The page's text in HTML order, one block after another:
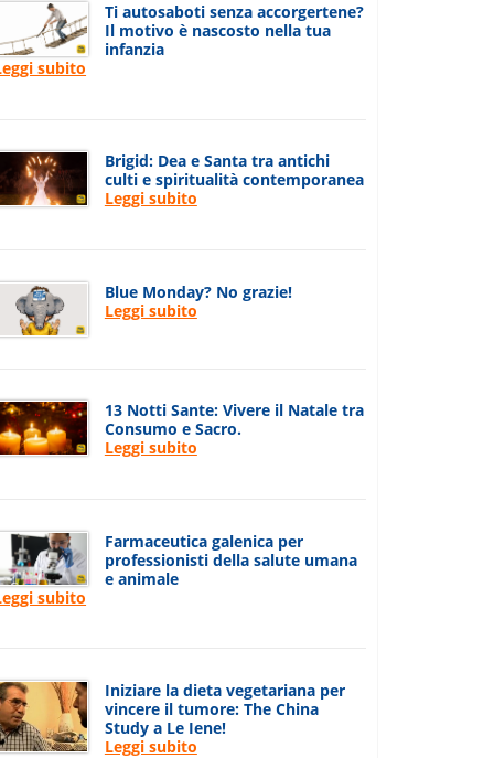
Ti autosaboti senza accorgertene?
Il motivo è nascosto nella tua
infanzia
subito
Brigid: Dea e Santa tra antichi
culti e spiritualità contemporanea
Leggi subito
Blue Monday? No grazie!
Leggi subito
13 Notti Sante: Vivere il Natale tra
Consumo e Sacro.
Leggi subito
Farmaceutica galenica per
professionisti della salute umana
e animale
subito
Iniziare la dieta vegetariana per
vincere il tumore: The China
Study a Le Iene!
Leggi subito